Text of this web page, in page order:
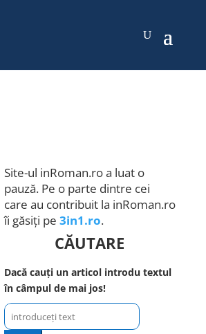
Site-ul inRoman.ro a luat o
pauză. Pe o parte dintre cei
care au contribuit la inRoman.ro
îi găsiți pe 3in1.ro.
CĂUTARE
Dacă cauți un articol introdu textul
în câmpul de mai jos!
Caută
după: